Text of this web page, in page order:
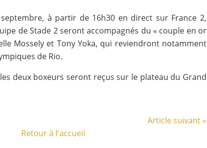
à partir de 16h30 en direct sur France 2,
de Stade 2 seront accompagnés du « couple en or
Mossely et Tony Yoka, qui reviendront notamment
de Rio.
deux boxeurs seront reçus sur le plateau du Grand
Article suivant »
Retour à l'accueil